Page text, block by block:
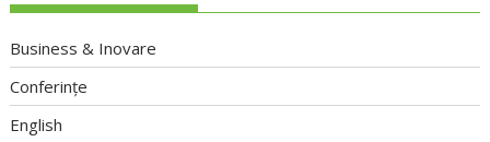
Business & Inovare
Conferințe
English